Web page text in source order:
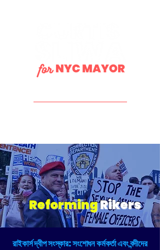
ReformingRikers
রাইকার্স দ্বীপ সংস্কার: সংশোধন কর্মকর্তা এবং বন্দীদের